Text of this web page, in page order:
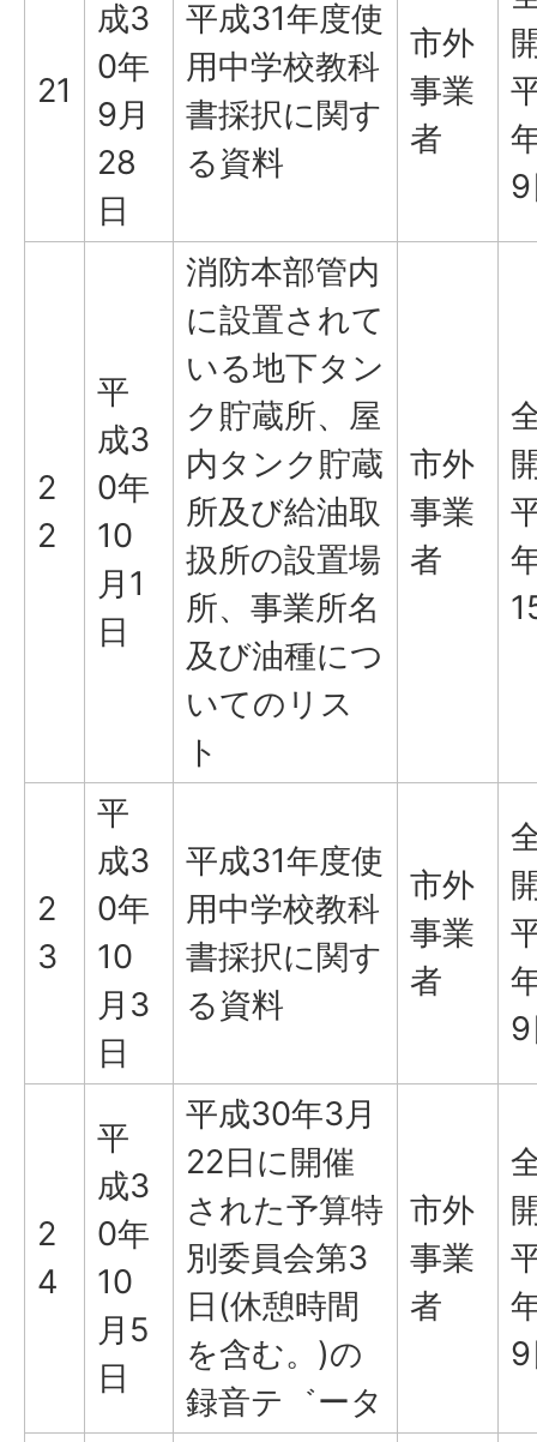
21
成3
0年
9月
28
日
平成31年度使
用中学校教科
書採択に関す
る資料
市外
事業
者
2
2
平
成3
0年
10
月1
日
消防本部管内
に設置されて
いる地下タン
ク貯蔵所、屋
内タンク貯蔵
所及び給油取
扱所の設置場
所、事業所名
及び油種につ
いてのリス
ト
市外
事業
者
2
3
平
成3
0年
10
月3
日
平成31年度使
用中学校教科
書採択に関す
る資料
市外
事業
者
2
4
平
成3
0年
10
月5
日
平成30年3月
22日に開催
された予算特
別委員会第3
日(休憩時間
を含む。)の
録音テ゛ータ
市外
事業
者